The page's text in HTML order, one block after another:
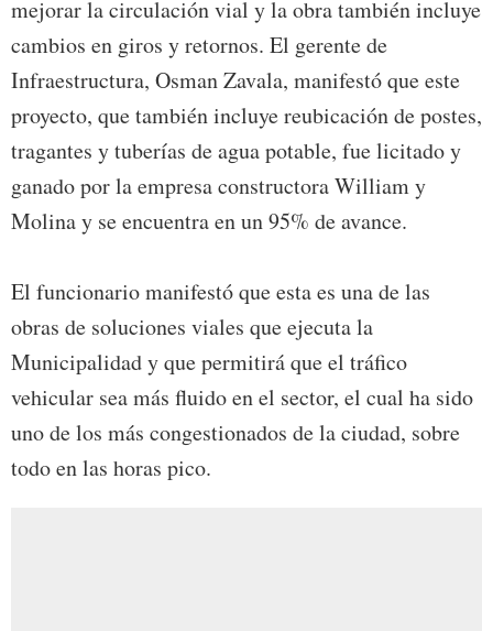
mejorar la circulación vial y la obra también incluye
cambios en giros y retornos. El gerente de
Infraestructura, Osman Zavala, manifestó que este
proyecto, que también incluye reubicación de postes,
tragantes y tuberías de agua potable, fue licitado y
ganado por la empresa constructora William y
Molina y se encuentra en un 95% de avance.
El funcionario manifestó que esta es una de las
obras de soluciones viales que ejecuta la
Municipalidad y que permitirá que el tráfico
vehicular sea más fluido en el sector, el cual ha sido
uno de los más congestionados de la ciudad, sobre
todo en las horas pico.